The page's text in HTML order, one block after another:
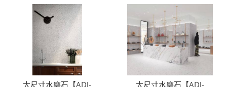
大尺寸水磨石【ADJ-
大尺寸水磨石【ADJ-